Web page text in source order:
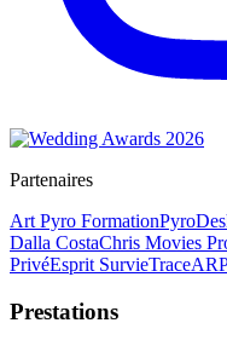
Partenaires
Art Pyro Formation
Dalla CostaChris Movies
PrivéEsprit Survie
Prestations